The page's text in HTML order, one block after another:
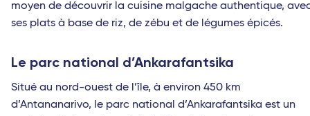
moyen de découvrir la cuisine malgache authentique,
ses plats à base de riz, de zébu et de légumes épicés.
Le parc national d’Ankarafantsika
Situé au nord-ouest de l’île, à environ 450 km
d’Antananarivo, le parc national d’Ankarafantsika est un